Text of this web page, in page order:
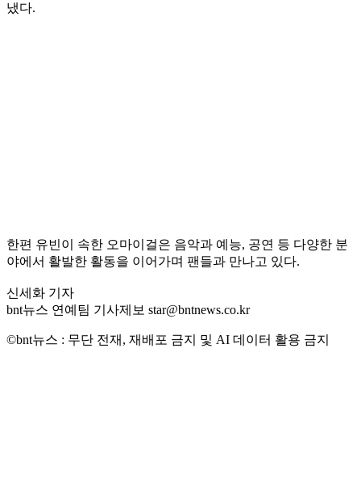
냈다.
한편 유빈이 속한 오마이걸은 음악과 예능, 공연 등 다양한 분
야에서 활발한 활동을 이어가며 팬들과 만나고 있다.
신세화 기자
bnt뉴스 연예팀 기사제보 star@bntnews.co.kr
©bnt뉴스 : 무단 전재, 재배포 금지 및 AI 데이터 활용 금지